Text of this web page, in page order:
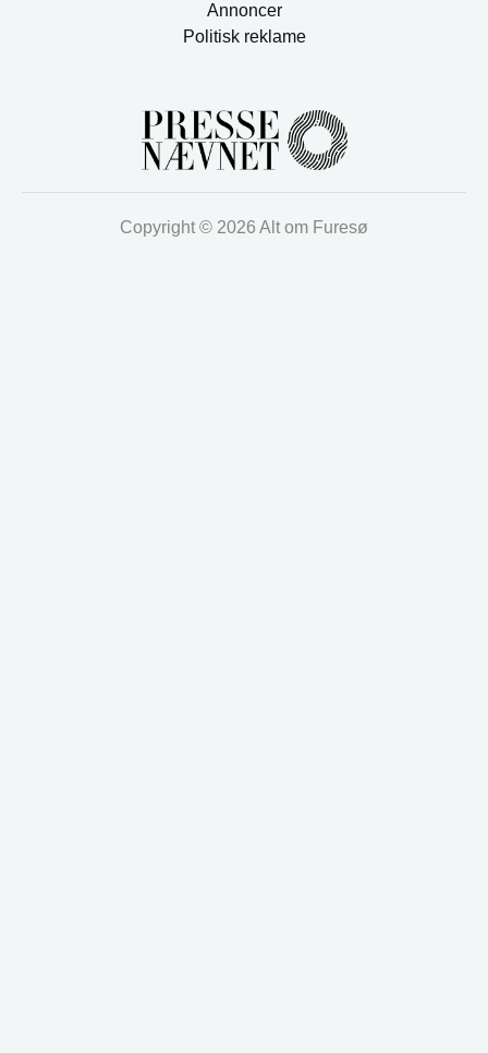
Annoncer
Politisk reklame
Copyright © 2026 Alt om Furesø